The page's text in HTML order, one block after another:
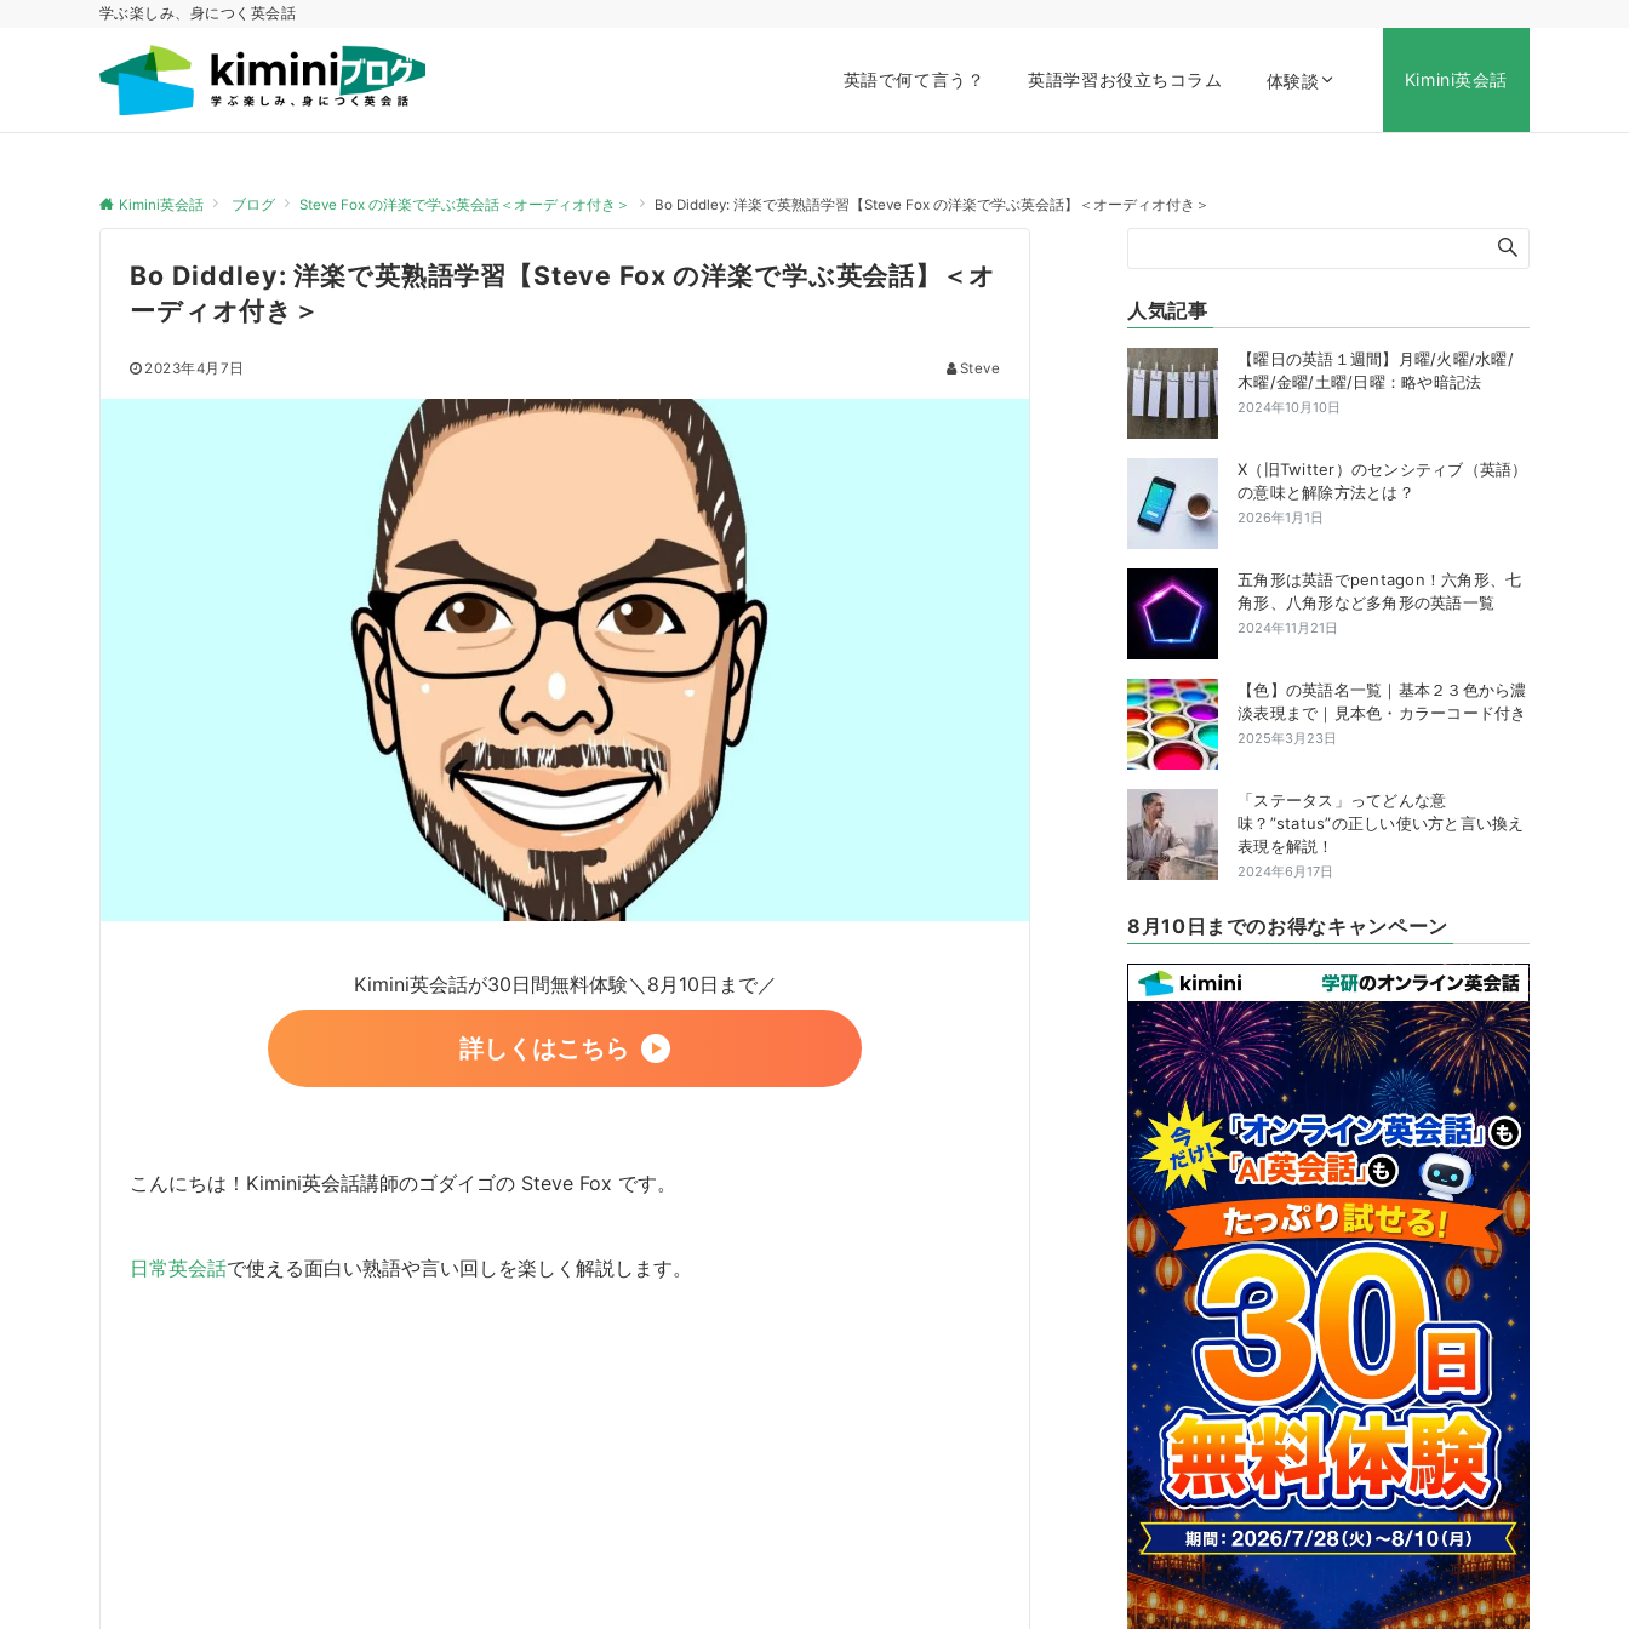
学ぶ楽しみ、身につく英会話
英語で何て言う？ 英語学習お役立ちコラム 体験談 Kimini英会話
Kimini英会話 ブログ Steve Fox の洋楽で学ぶ英会話＜オーディオ付き＞ Bo Diddley: 洋楽で英熟語学習【Steve Fox の洋楽で学ぶ英会話】＜オーディオ付き＞
Bo Diddley: 洋楽で英熟語学習【Steve Fox の洋楽で学ぶ英会話】＜オ
ーディオ付き＞
2023年4月7日 Steve
Kimini英会話が30日間無料体験＼8月10日まで／
詳しくはこちら
こんにちは！Kimini英会話講師のゴダイゴの Steve Fox です。
日常英会話で使える面白い熟語や言い回しを楽しく解説します。
人気記事
【曜日の英語１週間】月曜/火曜/水曜/
木曜/金曜/土曜/日曜：略や暗記法
2024年10月10日
X（旧Twitter）のセンシティブ（英語）
の意味と解除方法とは？
2026年1月1日
五角形は英語でpentagon！六角形、七
角形、八角形など多角形の英語一覧
2024年11月21日
【色】の英語名一覧｜基本２３色から濃
淡表現まで｜見本色・カラーコード付き
2025年3月23日
「ステータス」ってどんな意
味？”status”の正しい使い方と言い換え
表現を解説！
2024年6月17日
8月10日までのお得なキャンペーン